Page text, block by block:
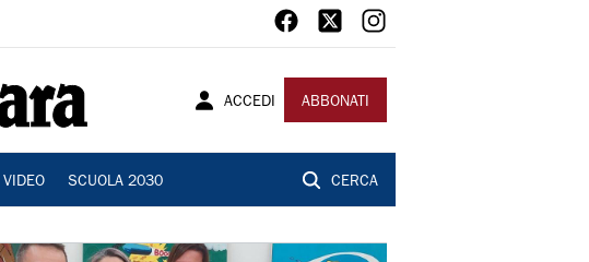
ACCEDI ABBONATI
VIDEO SCUOLA 2030 CERCA